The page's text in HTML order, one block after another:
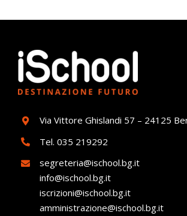
Via Vittore Ghislandi 57 – 24125
Tel. 035 219292
segreteria@ischool.bg.it
info@ischool.bg.it
iscrizioni@ischool.bg.it
amministrazione@ischool.bg.it